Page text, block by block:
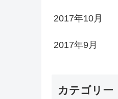
2017年10月
2017年9月
カテゴリー